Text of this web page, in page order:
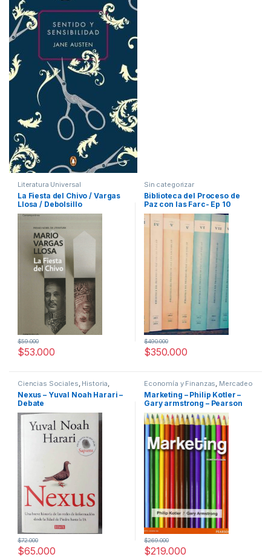
Literatura Universal
La Fiesta del Chivo / Vargas
Llosa / Debolsillo
$53.000
$59.000
Sin categorizar
Biblioteca del Proceso de
Paz con las Farc- Ep 10
Tomos
$350.000
$490.000
Ciencias Sociales, Historia,
Humanidades
Nexus – Yuval Noah Harari –
Debate
$65.000
$72.000
Economía y Finanzas, Mercadeo
y Publicidad Negocios e
Innovación,Profesionales y
tecnicos
Marketing – Philip Kotler –
Gary armstrong – Pearson
$219.000
$269.000